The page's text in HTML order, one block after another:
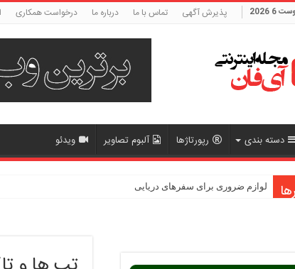
2026 پذیرش آگهی تماس با ما درباره ما درخواست همکاری
دسته بندی رپورتاژها آلبوم تصاویر ویدئو
لوازم ضروری برای سفرهای دریایی